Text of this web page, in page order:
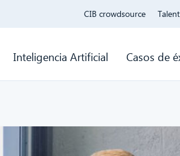
CIB crowdsource
Inteligencia Artificial Casos de